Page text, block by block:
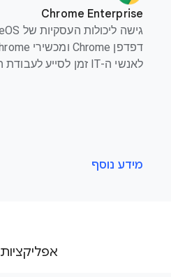
Chrome Enterprise
לאנשי ה-IT זמן לסייע לעבודת הצוות בענן.
מידע נוסף
אפליקציות